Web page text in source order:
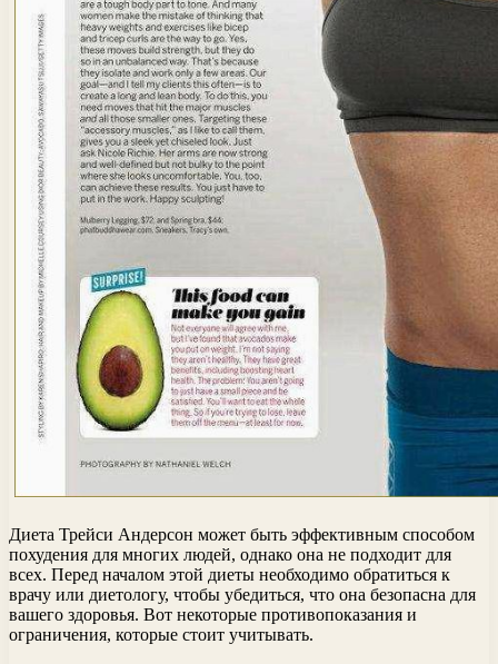
Диета Трейси Андерсон может быть эффективным способом
похудения для многих людей, однако она не подходит для
всех. Перед началом этой диеты необходимо обратиться к
врачу или диетологу, чтобы убедиться, что она безопасна для
вашего здоровья. Вот некоторые противопоказания и
ограничения, которые стоит учитывать.